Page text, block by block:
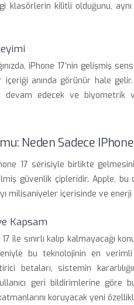
klasörlerin kilitli olduğunu,
iPhone 17’nin gelişmiş
içeriği anında görünür hale
devam edecek ve biyometrik
Neden Sadece
17 serisiyle birlikte
güvenlik çipleridir. Apple, bu
milisaniyeler içerisinde ve
Kapsam
ile sınırlı kalıp kalmayacağı
bu teknolojinin en
betaları, sistemin
geri bildirimlerine
koruyacak yeni